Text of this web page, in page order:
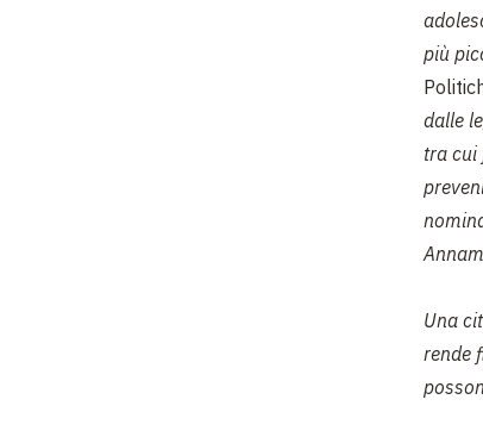
più
dalle
tra cui
Una
rende